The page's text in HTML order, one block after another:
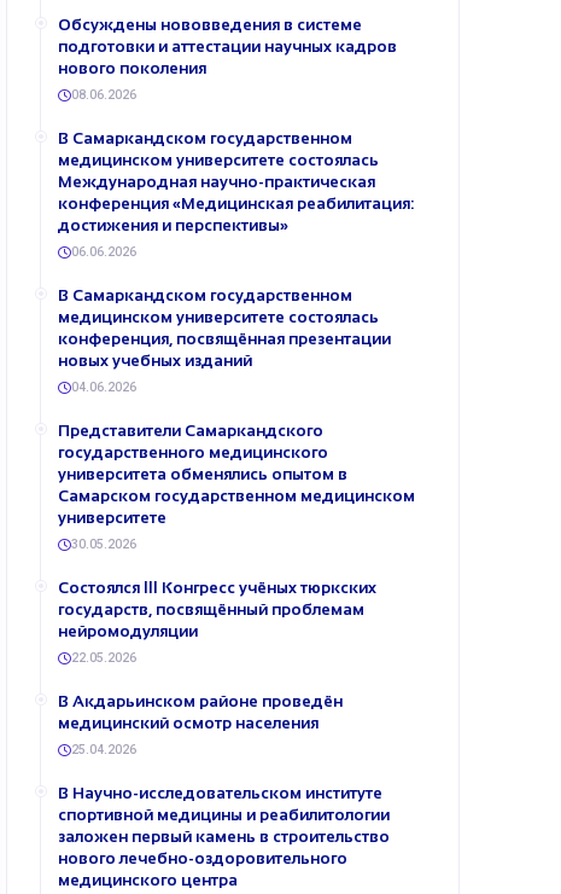
Обсуждены нововведения в системе
подготовки и аттестации научных кадров
нового поколения
08.06.2026
В Самаркандском государственном
медицинском университете состоялась
Международная научно-практическая
конференция «Медицинская реабилитация:
достижения и перспективы»
06.06.2026
В Самаркандском государственном
медицинском университете состоялась
конференция, посвящённая презентации
новых учебных изданий
04.06.2026
Представители Самаркандского
государственного медицинского
университета обменялись опытом в
Самарском государственном медицинском
университете
30.05.2026
Состоялся III Конгресс учёных тюркских
государств, посвящённый проблемам
нейромодуляции
22.05.2026
В Акдарьинском районе проведён
медицинский осмотр населения
25.04.2026
В Научно-исследовательском институте
спортивной медицины и реабилитологии
заложен первый камень в строительство
нового лечебно-оздоровительного
медицинского центра